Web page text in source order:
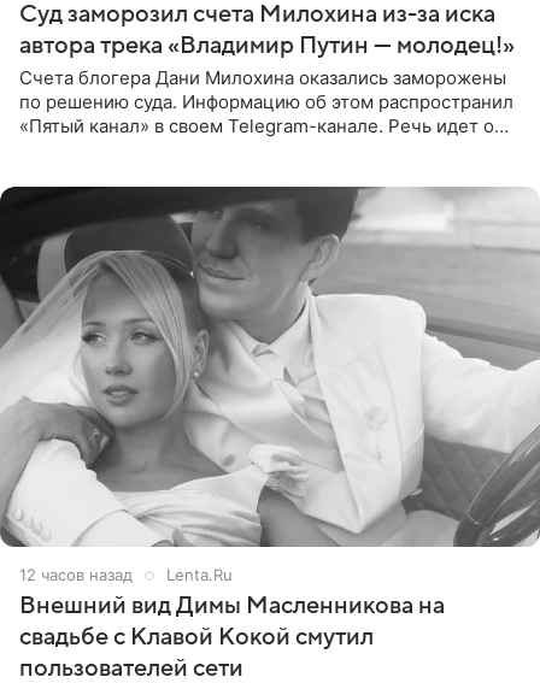
Суд заморозил счета Милохина из-за иска
автора трека «Владимир Путин — молодец!»
Счета блогера Дани Милохина оказались заморожены
по решению суда. Информацию об этом распространил
«Пятый канал» в своем Telegram-канале. Речь идет о
12 часов назад Lenta.Ru
Внешний вид Димы Масленникова на
свадьбе с Клавой Кокой смутил
пользователей сети